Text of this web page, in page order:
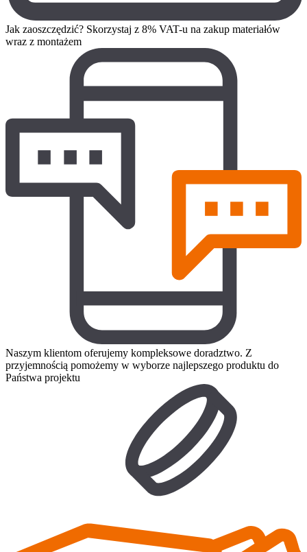
Jak zaoszczędzić? Skorzystaj z 8% VAT-u na zakup materiałów
wraz z montażem
Naszym klientom oferujemy kompleksowe doradztwo. Z
przyjemnością pomożemy w wyborze najlepszego produktu do
Państwa projektu